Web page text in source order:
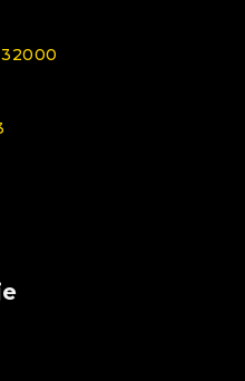
32000